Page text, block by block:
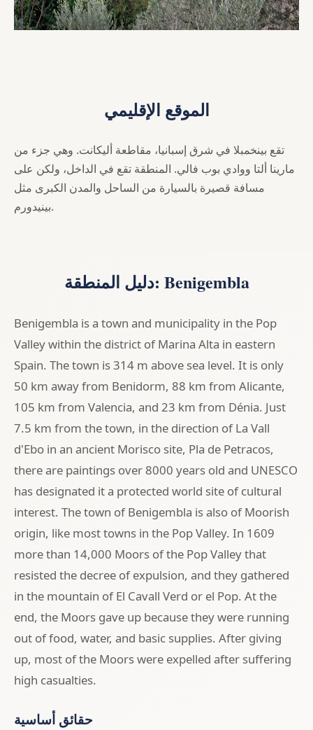
الموقع الإقليمي
تقع بينخمبلا في شرق إسبانيا، مقاطعة أليكانت. وهي جزء من
مارينا ألتا ووادي بوب فالي. المنطقة تقع في الداخل، ولكن على
مسافة قصيرة بالسيارة من الساحل والمدن الكبرى مثل
بينيدورم.
دليل المنطقة: Benigembla
Benigembla is a town and municipality in the Pop
Valley within the district of Marina Alta in eastern
Spain. The town is 314 m above sea level. It is only
50 km away from Benidorm, 88 km from Alicante,
105 km from Valencia, and 23 km from Dénia. Just
7.5 km from the town, in the direction of La Vall
d'Ebo in an ancient Morisco site, Pla de Petracos,
there are paintings over 8000 years old and UNESCO
has designated it a protected world site of cultural
interest. The town of Benigembla is also of Moorish
origin, like most towns in the Pop Valley. In 1609
more than 14,000 Moors of the Pop Valley that
resisted the decree of expulsion, and they gathered
in the mountain of El Cavall Verd or el Pop. At the
end, the Moors gave up because they were running
out of food, water, and basic supplies. After giving
up, most of the Moors were expelled after suffering
high casualties.
حقائق أساسية